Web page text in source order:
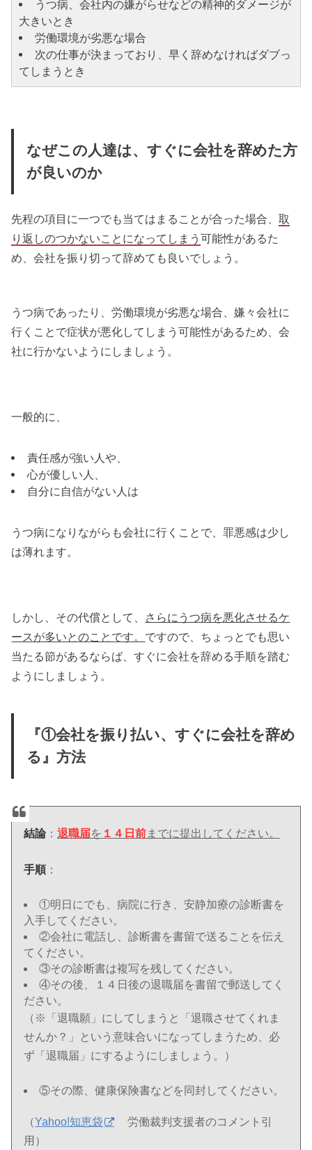
うつ病、会社内の嫌がらせなどの精神的ダメージが
大きいとき
労働環境が劣悪な場合
次の仕事が決まっており、早く辞めなければダブっ
てしまうとき
なぜこの人達は、すぐに会社を辞めた方
が良いのか
先程の項目に一つでも当てはまることが合った場合、取
り返しのつかないことになってしまう可能性があるた
め、会社を振り切って辞めても良いでしょう。
うつ病であったり、労働環境が劣悪な場合、嫌々会社に
行くことで症状が悪化してしまう可能性があるため、会
社に行かないようにしましょう。
一般的に、
責任感が強い人や、
心が優しい人、
自分に自信がない人は
うつ病になりながらも会社に行くことで、罪悪感は少し
は薄れます。
しかし、その代償として、 さらにうつ病を悪化させるケ
ースが多いとのことです。 ですので、ちょっとでも思い
当たる節があるならば、すぐに会社を辞める手順を踏む
ようにしましょう。
『①会社を振り払い、すぐに会社を辞め
る』方法
結論 ：退職届を １４日前までに提出してください。
手順 ：
①明日にでも、病院に行き、安静加療の診断書を
入手してください。
②会社に電話し、診断書を書留で送ることを伝え
てください。
③その診断書は複写を残してください。
④その後、１４日後の退職届を書留で郵送してく
ださい。
（※「退職願」にしてしまうと「退職させてくれま
せんか？」という意味合いになってしまうため、必
ず「退職届」にするようにしましょう。）
⑤その際、健康保険書などを同封してください。
（Yahoo!知恵袋
労働裁判支援者のコメント引
用）